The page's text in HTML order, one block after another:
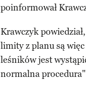
poinformował
Krawczyk
limity z planu są
leśników jest
normalna procedura"